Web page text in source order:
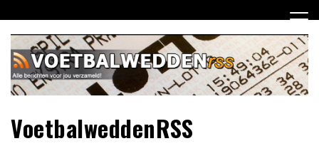
naar
inhoud
VoetbalweddenRSS